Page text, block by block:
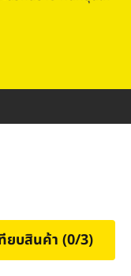
ยบสินค้า (0/3)